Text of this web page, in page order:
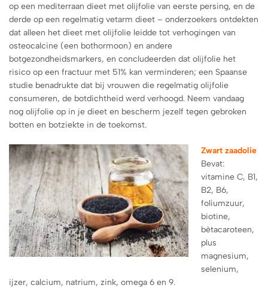
op een mediterraan dieet met olijfolie van eerste persing, en de
derde op een regelmatig vetarm dieet – onderzoekers ontdekten
dat alleen het dieet met olijfolie leidde tot verhogingen van
osteocalcine (een bothormoon) en andere
botgezondheidsmarkers, en concludeerden dat olijfolie het
risico op een fractuur met 51% kan verminderen; een Spaanse
studie benadrukte dat bij vrouwen die regelmatig olijfolie
consumeren, de botdichtheid werd verhoogd. Neem vandaag
nog olijfolie op in je dieet en bescherm jezelf tegen gebroken
botten en botziekte in de toekomst.
Zwart zaadolie
Bevat:
vitamine C, B1,
B2, B6,
foliumzuur,
biotine,
bètacaroteen,
plus
magnesium,
selenium,
ijzer, calcium, natrium, zink, omega 6 en 9.